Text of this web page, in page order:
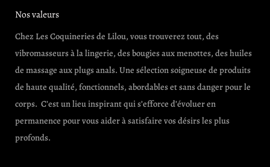
Nos valeurs
Chez Les Coquineries de Lilou, vous trouverez tout, des
vibromasseurs à la lingerie, des bougies aux menottes, des huiles
de massage aux plugs anals. Une sélection soigneuse de produits
de haute qualité, fonctionnels, abordables et sans danger pour le
corps. C’est un lieu inspirant qui s’efforce d’évoluer en
permanence pour vous aider à satisfaire vos désirs les plus
profonds.